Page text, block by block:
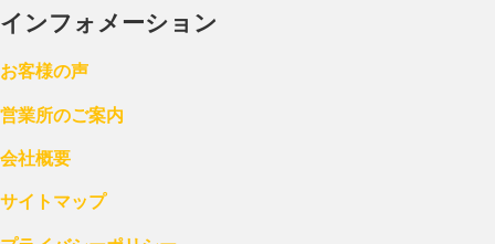
インフォメーション
お客様の声
営業所のご案内
会社概要
サイトマップ